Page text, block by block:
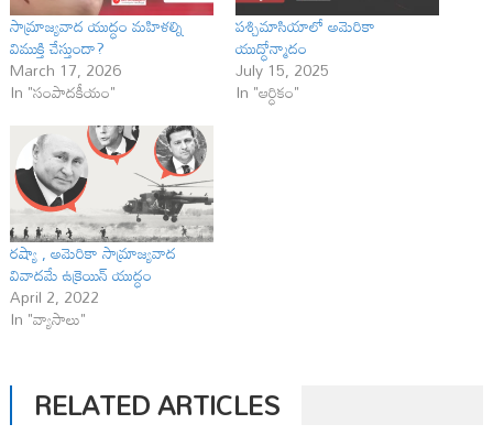
సామ్రాజ్యవాద యుద్ధం మహిళల్ని
విముక్తి చేస్తుందా?
March 17, 2026
In "సంపాదకీయం"
పశ్చిమాసియాలో అమెరికా
యుద్ధోన్మాదం
July 15, 2025
In "ఆర్ధికం"
రష్యా , అమెరికా సామ్రాజ్యవాద
వివాదమే ఉక్రెయిన్‌ యుద్ధం
April 2, 2022
In "వ్యాసాలు"
RELATED ARTICLES